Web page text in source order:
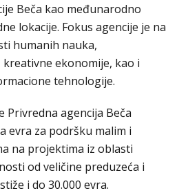
Beča kao međunarodno
lokacije. Fokus agencije je na
humanih nauka,
ekonomije, kao i
tehnologije.
Privredna agencija Beča
evra za podršku malim i
na projektima iz oblasti
od veličine preduzeća i
i do 30.000 evra.